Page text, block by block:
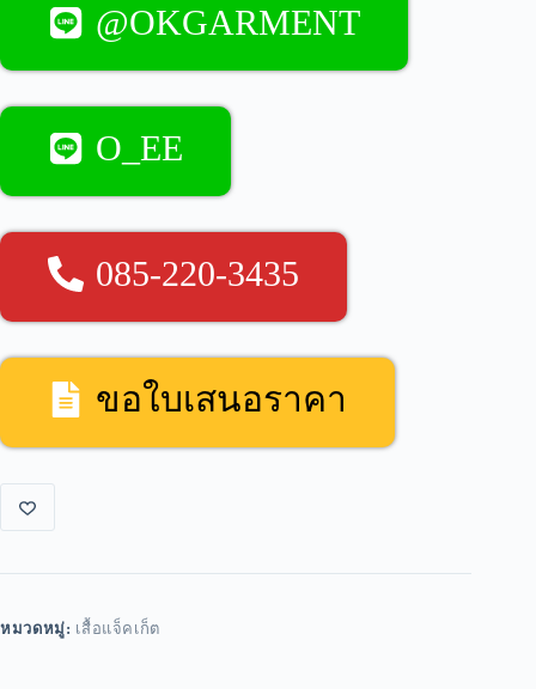
@OKGARMENT
O_EE
085-220-3435
ขอใบเสนอราคา
หมวดหมู่: เสื้อแจ็คเก็ต